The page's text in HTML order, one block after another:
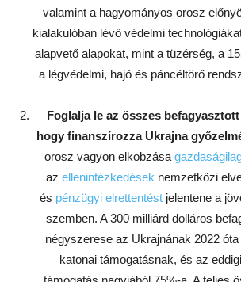
valamint a hagyományos orosz
kialakulóban lévő védelmi
alapvető alapokat, mint a tüzérség, a
a légvédelmi, hajó és páncéltörő
Foglalja le az összes
hogy finanszírozza Ukrajna
orosz vagyon elkobzása
az ellenintézkedések nemzetközi
és pénzügyi elrettentést jelentene a
szemben. A 300 milliárd dolláros
négyszerese az Ukrajnának 2022
katonai támogatásnak, és az